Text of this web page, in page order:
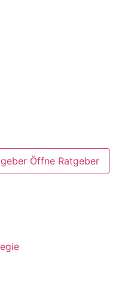
Öffne Ratgeber